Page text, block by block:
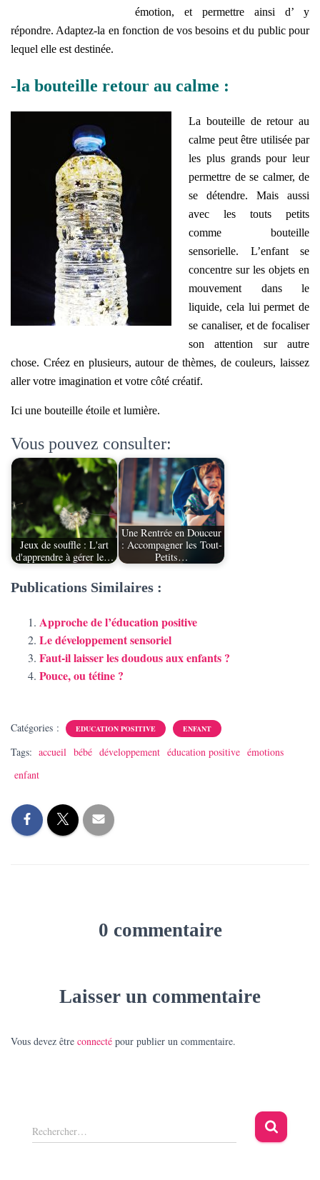
émotion, et permettre ainsi d’ y
répondre. Adaptez-la en fonction de vos besoins et du public pour
lequel elle est destinée.
-la bouteille retour au calme :
La bouteille de retour au
calme peut être utilisée par
les plus grands pour leur
permettre de se calmer, de
se détendre. Mais aussi
avec les touts petits
comme bouteille
sensorielle. L’enfant se
concentre sur les objets en
mouvement dans le
liquide, cela lui permet de
se canaliser, et de focaliser
son attention sur autre
chose. Créez en plusieurs, autour de thèmes, de couleurs, laissez
aller votre imagination et votre côté créatif.
Ici une bouteille étoile et lumière.
Vous pouvez consulter:
Jeux de souffle : L'art
d'apprendre à gérer le…
Une Rentrée en Douceur
: Accompagner les Tout-
Petits…
Publications Similaires :
Approche de l’éducation positive
Le développement sensoriel
Faut-il laisser les doudous aux enfants ?
Pouce, ou tétine ?
Catégories : EDUCATION POSITIVE ENFANT
Tags: accueil bébé développement éducation positive émotions
enfant
0 commentaire
Laisser un commentaire
Vous devez être connecté pour publier un commentaire.
R
e
Rechercher…